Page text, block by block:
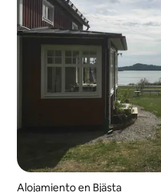
Alojamiento en Bjästa